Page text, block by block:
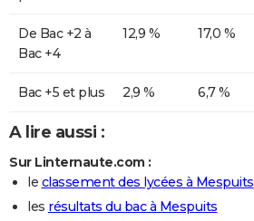
De Bac +2 à
Bac +4
12,9 % 17,0 %
Bac +5 et plus 2,9 % 6,7 %
A lire aussi :
Sur Linternaute.com :
le classement des lycées à Mespuits
les résultats du bac à Mespuits